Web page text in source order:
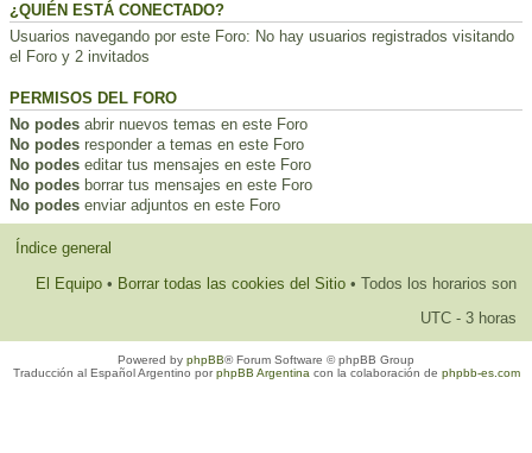
¿QUIÉN ESTÁ CONECTADO?
Usuarios navegando por este Foro: No hay usuarios registrados visitando
el Foro y 2 invitados
PERMISOS DEL FORO
No podes abrir nuevos temas en este Foro
No podes responder a temas en este Foro
No podes editar tus mensajes en este Foro
No podes borrar tus mensajes en este Foro
No podes enviar adjuntos en este Foro
Índice general
El Equipo • Borrar todas las cookies del Sitio • Todos los horarios son
UTC - 3 horas
Powered by phpBB® Forum Software © phpBB Group
Traducción al Español Argentino porphpBB Argentina con la colaboración de phpbb-es.com